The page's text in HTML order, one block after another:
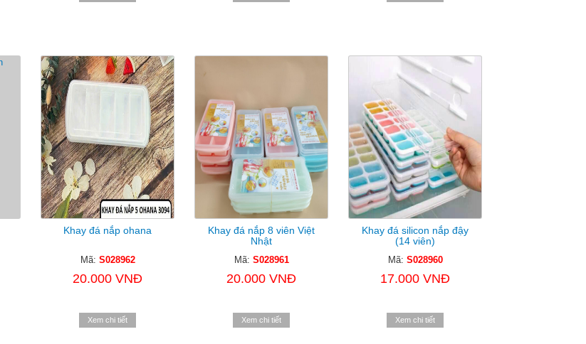
Khay đá nắp ohana
Mã: S028962
20.000 VNĐ
Xem chi tiết
Khay đá nắp 8 viên Việt
Nhật
Mã: S028961
20.000 VNĐ
Xem chi tiết
Khay đá silicon nắp đậy
(14 viên)
Mã: S028960
17.000 VNĐ
Xem chi tiết